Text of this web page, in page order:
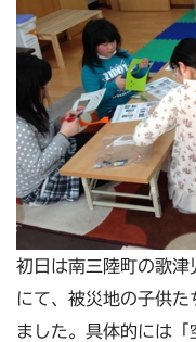
初日は南三陸町の歌
にて、被災地の子供
ました。具体的には